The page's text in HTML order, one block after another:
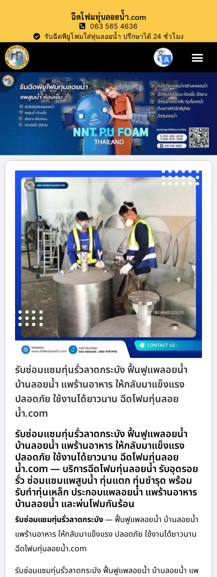
ฉีดโฟมทุ่นลอยน้ำ.com
063 565 4636
รับฉีดพียูโฟมใส่ทุ่นลอยน้ำ ปรึกษาได้ 24 ชั่วโมง
รับซ่อมแซมทุ่นรั่วลาดกระบัง ฟื้นฟูแพลอยน้ำ
บ้านลอยน้ำ แพร้านอาหาร ให้กลับมาแข็งแรง
ปลอดภัย ใช้งานได้ยาวนาน ฉีดโฟมทุ่นลอย
น้ำ.com
รับซ่อมแซมทุ่นรั่วลาดกระบัง ฟื้นฟูแพลอยน้ำ
บ้านลอยน้ำ แพร้านอาหาร ให้กลับมาแข็งแรง
ปลอดภัย ใช้งานได้ยาวนาน ฉีดโฟมทุ่นลอย
น้ำ.com — บริการฉีดโฟมทุ่นลอยน้ำ รับอุดรอย
รั่ว ซ่อมแซมแพสูบน้ำ ทุ่นแตก ทุ่นชำรุด พร้อม
รับทำทุ่นเหล็ก ประกอบแพลอยน้ำ แพร้านอาหาร
บ้านลอยน้ำ และพ่นโฟมกันร้อน
รับซ่อมแซมทุ่นรั่วลาดกระบัง— ฟื้นฟูแพลอยน้ำ บ้านลอยน้ำ
แพร้านอาหาร ให้กลับมาแข็งแรง ปลอดภัย ใช้งานได้ยาวนาน
ฉีดโฟมทุ่นลอยน้ำ.com
รับซ่อมแซมทุ่นรั่วลาดกระบัง ฟื้นฟูแพลอยน้ำ บ้านลอยน้ำ แพ